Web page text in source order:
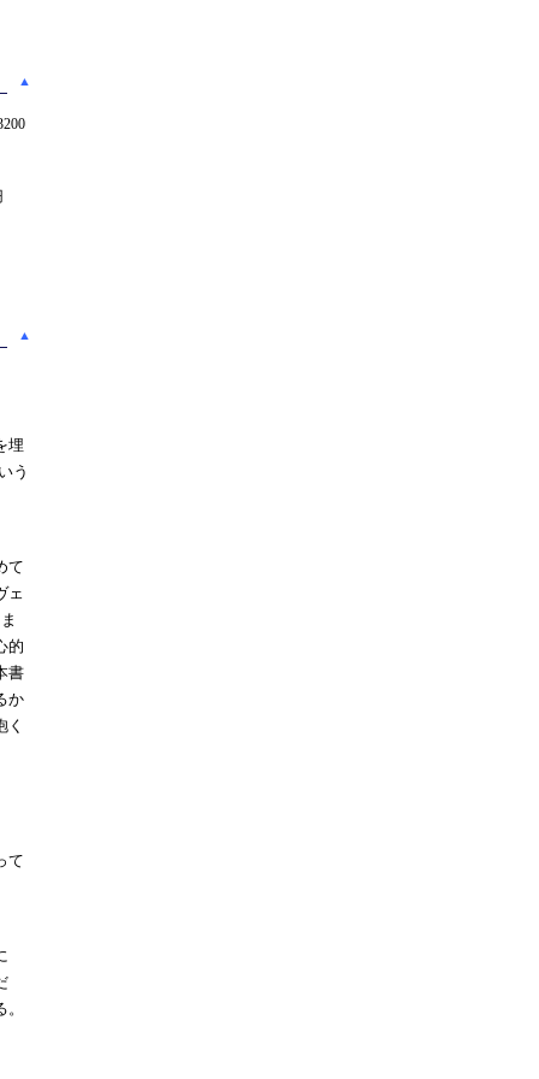
▲
▲
埋
う
て
ェ
的
書
か
く
て